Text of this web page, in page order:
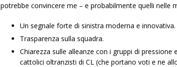
potrebbe convincere me – e probabilmente quelli nelle
Un segnale forte di sinistra moderna e innovativa.
Trasparenza sulla squadra.
Chiarezza sulle alleanze con i gruppi di
cattolici oltranzisti di CL (che portano voti e ne